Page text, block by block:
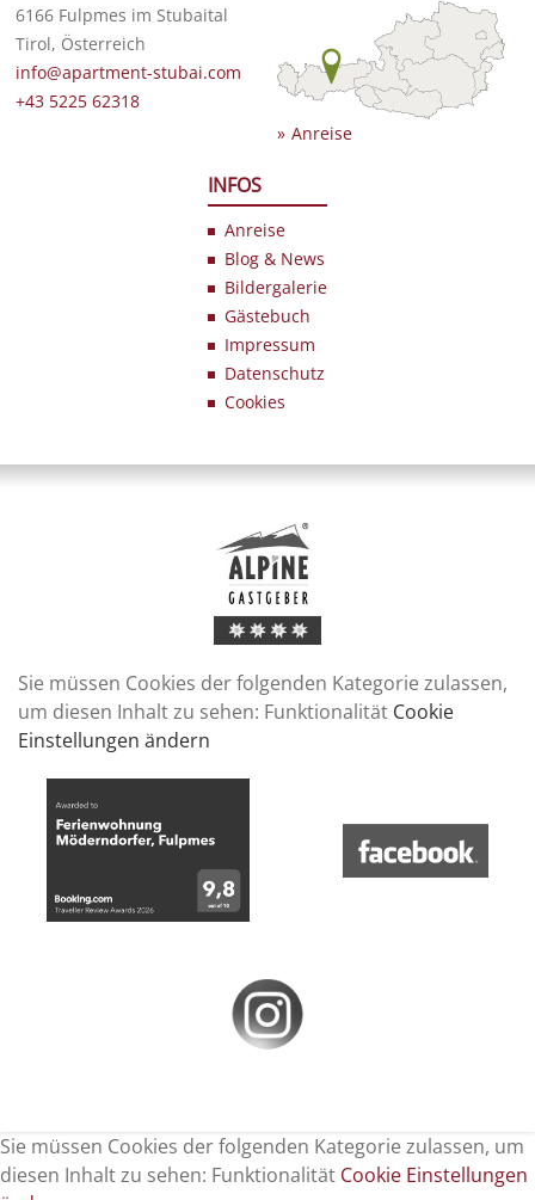
6166 Fulpmes im Stubaital
Tirol, Österreich
info@apartment-stubai.com
+43 5225 62318
Anreise
INFOS
Anreise
Blog & News
Bildergalerie
Gästebuch
Impressum
Datenschutz
Cookies
Sie müssen Cookies der folgenden Kategorie zulassen,
um diesen Inhalt zu sehen: Funktionalität Cookie
Einstellungen ändern
Sie müssen Cookies der folgenden Kategorie zulassen, um
diesen Inhalt zu sehen: Funktionalität Cookie Einstellungen